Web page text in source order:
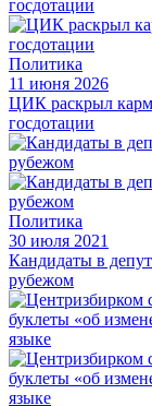
Политика
11 июня 2026
ЦИК раскрыл
госдотации
Политика
30 июля 2021
Кандидаты в
рубежом